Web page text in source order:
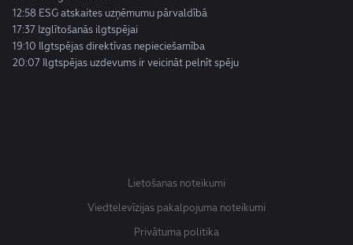
12:58 ESG atskaites uzņēmumu pārvaldībā
17:37 Izglītošanās ilgtspējai
19:10 Ilgtspējas direktīvas nepieciešamība
20:07 Ilgtspējas uzdevums ir veicināt pelnīt spēju
Lietošanas noteikumi
Viedtelevīzijas pakalpojuma noteikumi
Privātuma politika